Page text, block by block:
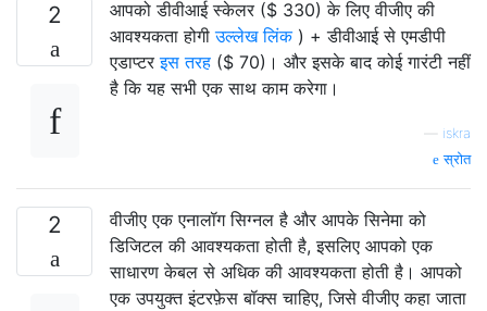
2
आपको डीवीआई स्केलर ($ 330) के लिए वीजीए की
आवश्यकता होगीउल्लेख लिंक ) + डीवीआई से एमडीपी
एडाप्टरइस तरह ($ 70)। और इसके बाद कोई गारंटी नहीं
है कि यह सभी एक साथ काम करेगा।
iskra
स्रोत
2
वीजीए एक एनालॉग सिग्नल है और आपके सिनेमा को
डिजिटल की आवश्यकता होती है, इसलिए आपको एक
साधारण केबल से अधिक की आवश्यकता होती है। आपको
एक उपयुक्त इंटरफ़ेस बॉक्स चाहिए, जिसे वीजीए कहा जाता